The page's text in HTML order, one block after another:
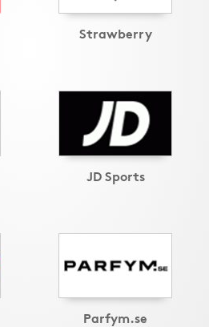
Strawberry
JD Sports
Parfym.se